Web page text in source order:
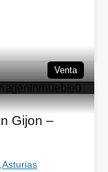
Venta
Gijon –